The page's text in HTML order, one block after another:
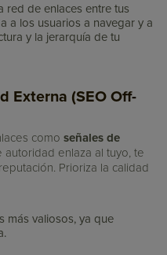
red de enlaces entre tus
a los usuarios a navegar y a
y la jerarquía de tu
Externa (SEO Off-
comoseñales de
autoridad enlaza al tuyo, te
Prioriza la calidad
más valiosos, ya que